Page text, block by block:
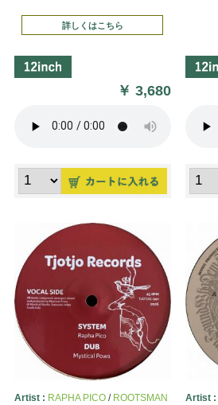
詳しくはこちら
￥3,680
Artist : RAPHA PICO/ ROOTSMAN
Artist :